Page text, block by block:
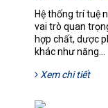
Hệ thống trí tuệ
vai trò quan
hợp chất, dược
khác như năng...
Xem chi tiết